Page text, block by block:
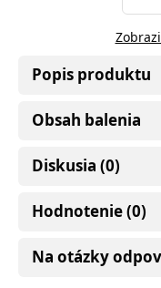
Popis produktu
Obsah balenia
Diskusia (0)
Hodnotenie (0)
Na otázky